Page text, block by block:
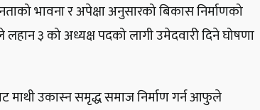
भावना र अपेक्षा अनुसारको बिकास निर्माणको
३ को अध्यक्ष पदको लागी उमेदवारी दिने घोषणा
माथी उकास्न समृद्ध समाज निर्माण गर्न आफुले